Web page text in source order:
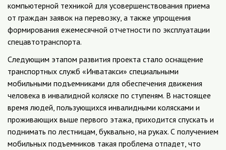
компьютерной техникой для усовершенствования приема
от граждан заявок на перевозку, а также упрощения
формирования ежемесячной отчетности по эксплуатации
спецавтотранспорта.
Следующим этапом развития проекта стало оснащение
транспортных служб «Инватакси» специальными
мобильными подъемниками для обеспечения движения
человека в инвалидной коляске по ступеням. В настоящее
время людей, пользующихся инвалидными колясками и
проживающих выше первого этажа, приходится спускать и
поднимать по лестницам, буквально, на руках. С получением
мобильных подъемников такая проблема отпадет, что